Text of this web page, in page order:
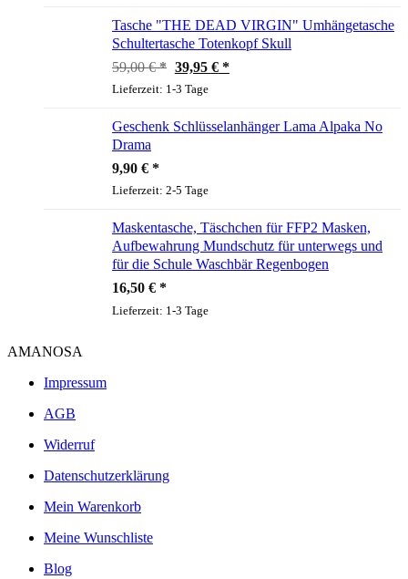
Tasche "THE DEAD VIRGIN" Umhängetasche
Schultertasche Totenkopf Skull
59,00€
Ursprünglicher
Preis
59,00 €
39,95 €
Aktueller
39,95 €.
Lieferzeit: 1-3 Tage
Geschenk Schlüsselanhänger Lama Alpaka No
Drama
9,90 €
Lieferzeit: 2-5 Tage
Maskentasche, Täschchen für FFP2 Masken,
Aufbewahrung Mundschutz für unterwegs und
für die Schule Waschbär Regenbogen
16,50 €
Lieferzeit: 1-3 Tage
AMANOSA
Impressum
AGB
Widerruf
Datenschutzerklärung
Mein Warenkorb
Meine Wunschliste
Blog